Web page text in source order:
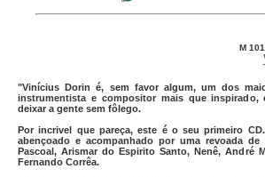
M
"Vinícius Dorin é, sem favor algum, um dos
instrumentista e compositor mais que inspirado,
deixar a gente sem fôlego.
Por incrivel que pareça, este é o seu primeiro
abençoado e acompanhado por uma revoada de
Pascoal, Arismar do Espirito Santo, Nenê, André
Fernando Corrêa.